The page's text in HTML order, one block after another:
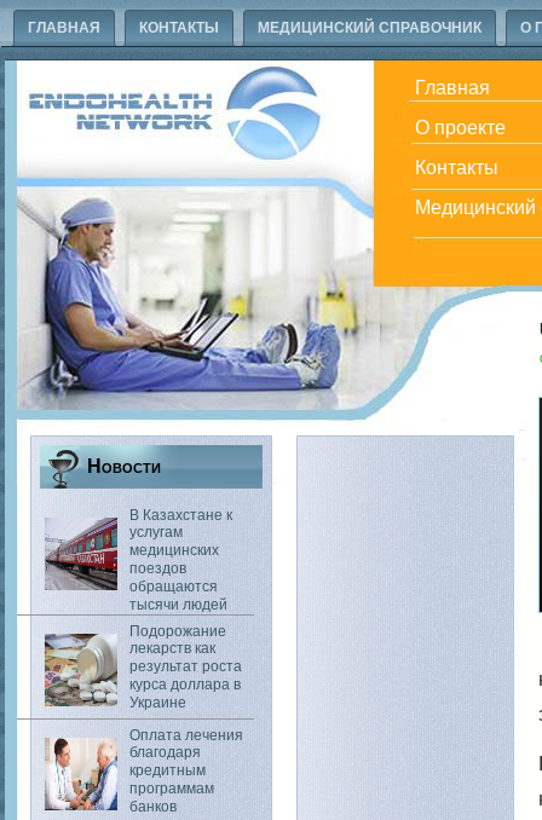
ГЛАВНАЯ КОНТАКТЫ МЕДИЦИНСКИЙ СПРАВОЧНИК О
Главная
О проекте
Контакты
Медицинский
Новости
В Казахстане к
услугам
медицинских
поездов
обращаются
тысячи людей
Подорожание
лекарств как
результат роста
курса доллара в
Украине
Оплата лечения
благодаря
кредитным
программам
банков